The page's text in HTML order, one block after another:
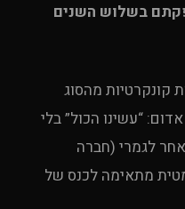
בשלוש השנים
קונקרטיות מהסוג
“עשינו הכול” בלי
לגמרי (חברה
מתאימה לכנס של